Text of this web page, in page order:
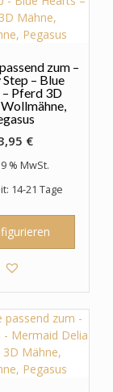
zum –
– Blue
Pferd 3D
€
% MwSt.
14-21 Tage